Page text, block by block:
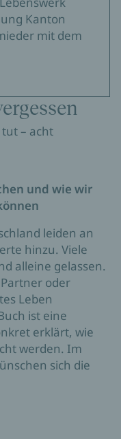
Kanton
mit dem
– acht
und wie wir
leiden an
hinzu. Viele
alleine gelassen.
oder
Leben
ist eine
erklärt, wie
werden. Im
sich die